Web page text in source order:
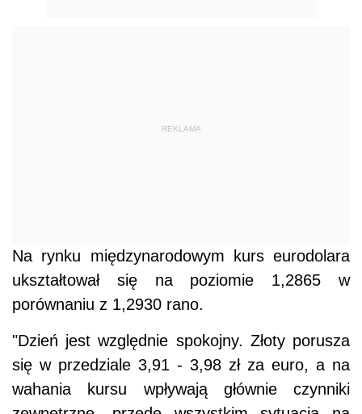
REKLAMA
Na rynku międzynarodowym kurs eurodolara
ukształtował się na poziomie 1,2865 w
porównaniu z 1,2930 rano.
"Dzień jest względnie spokojny. Złoty porusza
się w przedziale 3,91 - 3,98 zł za euro, a na
wahania kursu wpływają głównie czynniki